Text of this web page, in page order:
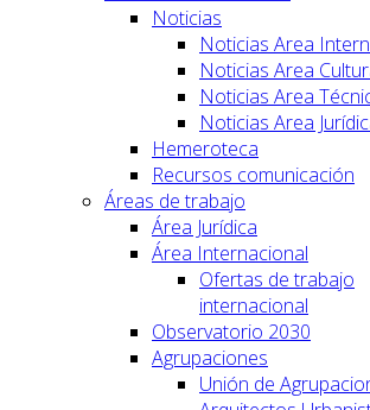
Noticias
Noticias Area
Noticias Area
Noticias Area
Noticias Area
Hemeroteca
Recursos comunicación
Áreas de trabajo
Área Jurídica
Área Internacional
Ofertas de trabajo
internacional
Observatorio 2030
Agrupaciones
Unión de